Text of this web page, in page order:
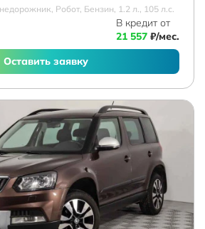
Робот, Бензин, 1.2 л., 105 л.с.
В кредит от
21 557 ₽/мес.
Оставить заявку